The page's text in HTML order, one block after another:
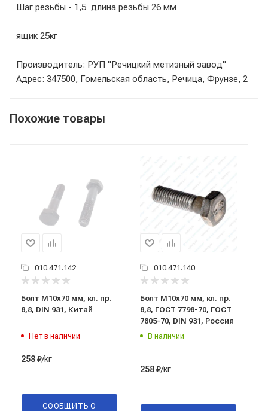
Шаг резьбы - 1,5 длина резьбы 26 мм
ящик 25кг
Производитель: РУП "Речицкий метизный завод"
Адрес: 347500, Гомельская область, Речица, Фрунзе, 2
Похожие товары
010.471.142
Болт М10x70 мм, кл. пр.
8,8, DIN 931, Китай
Нет в наличии
258₽/кг
СООБЩИТЬ О
010.471.140
Болт М10x70 мм, кл. пр.
8,8, ГОСТ 7798-70, ГОСТ
7805-70, DIN 931, Россия
В наличии
258₽/кг